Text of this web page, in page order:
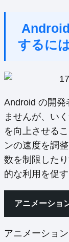
するに
Android の開発
ませんが、い
を向上させる
ンの速度を調
数を制限した
的な利用を促
アニメーショ
アニメーショ